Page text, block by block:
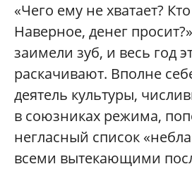
«Чего ему не хватает?
Наверное, денег
заимели зуб, и весь год
раскачивают. Вполне
деятель культуры,
в союзниках режима,
негласный список
всеми вытекающими